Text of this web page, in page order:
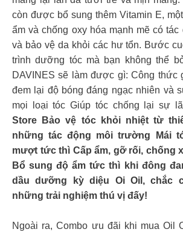
còn được bổ sung thêm Vitamin E,
ẩm và chống oxy hóa mạnh mẽ có
và bảo vệ da khỏi các hư tổn. Bước
trình dưỡng tóc mà bạn không thể
DAVINES sẽ làm được gì: Công thức
đem lại độ bóng đáng ngạc nhiên và
mọi loại tóc Giúp tóc chống lại sự
Store Bảo vệ tóc khỏi nhiệt từ
những tác động môi trường Mái
mượt tức thì Cấp ẩm, gỡ rối, chống
Bổ sung độ ẩm tức thì khi đông
dầu dưỡng kỳ diệu Oi Oil, chắc
những trải nghiệm thú vị đấy!
Ngoài ra, Combo ưu đãi khi mua Oil